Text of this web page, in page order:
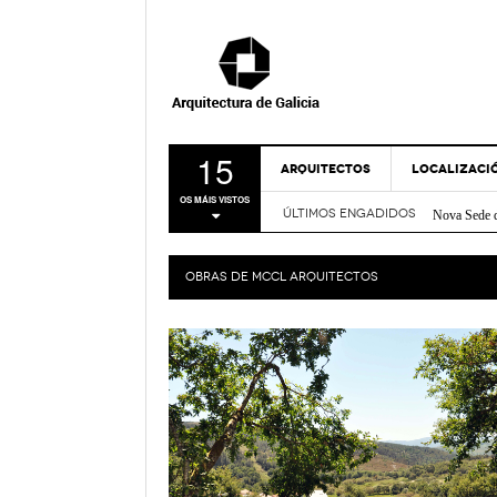
15
OS MÁIS VISTOS
ARQUITECTOS
A CORUÑA
LUGO
MAPA
ÚLTIMOS ENGADIDOS
Centro
Nova Sede
Centro de
Verde-
Bico de
Espazo
OBRAS DE MCCL ARQUITECTOS